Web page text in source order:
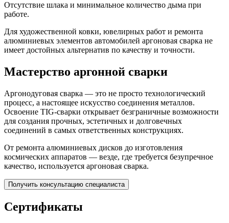
Отсутствие шлака и минимальное количество дыма при
работе.
Для художественной ковки, ювелирных работ и ремонта
алюминиевых элементов автомобилей аргоновая сварка не
имеет достойных альтернатив по качеству и точности.
Мастерство аргонной сварки
Аргонодуговая сварка — это не просто технологический
процесс, а настоящее искусство соединения металлов.
Освоение TIG-сварки открывает безграничные возможности
для создания прочных, эстетичных и долговечных
соединений в самых ответственных конструкциях.
От ремонта алюминиевых дисков до изготовления
космических аппаратов — везде, где требуется безупречное
качество, используется аргоновая сварка.
Получить консультацию специалиста
Сертификаты